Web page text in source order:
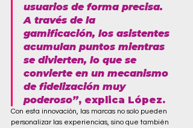
usuarios de forma precisa.
A través de la
gamificación, los asistentes
acumulan puntos mientras
se divierten, lo que se
convierte en un mecanismo
de fidelización muy
poderoso”, explica López.
Con esta innovación, las marcas no solo pueden
personalizar las experiencias, sino que también